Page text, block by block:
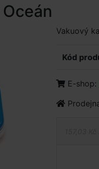
Vakuový
Kód
E-shop: